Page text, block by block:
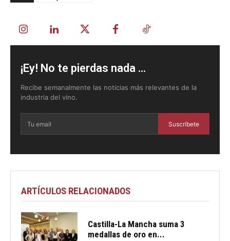
¡Ey! No te pierdas nada ...
Recibe semanalmente las noticias más relevantes de la
industria del vino.
Suscríbete
ARTÍCULOS RELACIONADOS
Castilla-La Mancha suma 3
medallas de oro en...